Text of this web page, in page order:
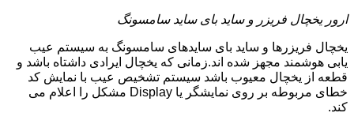
ارور یخچال فریزر و ساید بای ساید سامسونگ
یخچال فریزرها و ساید بای سایدهای سامسونگ به سیستم عیب
یابی هوشمند مجهز شده اند.زمانی که یخچال ایرادی داشتاه باشد و
قطعه از یخچال معیوب باشد سیستم تشخیص عیب با نمایش کد
خطای مربوطه بر روی نمایشگر یا Display مشکل را اعلام می
کند.